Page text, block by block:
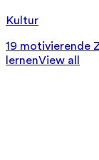
Kultur
19 motivierende
lernenView all